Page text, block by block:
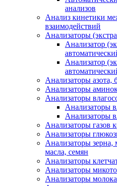
анализов
Анализ кинетики
взаимодействий
Анализаторы
Анализатор
Анализатор
Анализаторы азота,
Анализаторы
Анализаторы
Анализаторы
Анализаторы
Анализаторы газов
Анализаторы
Анализаторы зерна,
масла, семян
Анализаторы
Анализаторы
Анализаторы